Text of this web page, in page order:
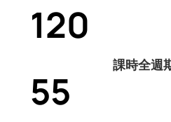
120
課時全週
55